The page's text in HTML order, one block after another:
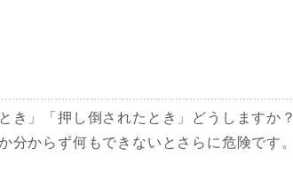
き」「押し倒されたとき」どうしますか？
からず何もできないとさらに危険です。